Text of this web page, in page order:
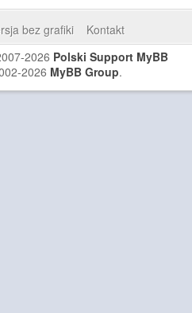
bez grafiki
Kontakt
2026 Polski Support MyBB
2026 MyBB Group.